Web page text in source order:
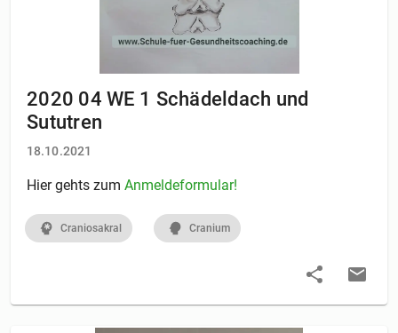
2020 04 WE 1 Schädeldach und
Sututren
18.10.2021
Hier gehts zum Anmeldeformular!
Craniosakral Cranium